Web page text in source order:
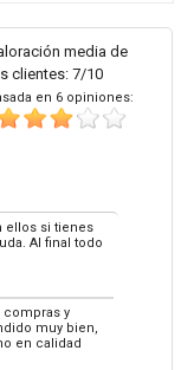
media de
clientes: 7/10
en 6 opiniones:
ellos si tienes
Al final todo
compras y
muy bien,
en calidad